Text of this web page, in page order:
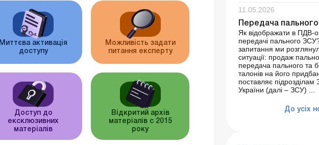
Миттєва активація
доступу
Можливість задати
питання експерту
Доступ до
ексклюзивних
матеріалів
Відкритий архів
матеріалів c 2015
року
11.05.2026
Передача
Як відображати в ПДВ-
передачі пального
запитання ми
ситуації: продаж
передача пального та
талонів на його
поставляє підрозділам
України (далі – ЗСУ) ...
До усіх